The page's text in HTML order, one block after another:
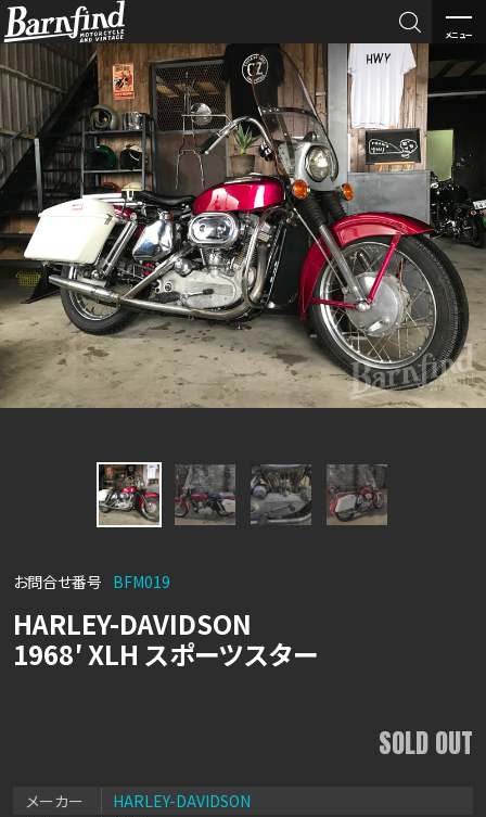
BARNFI
ND

メニュー
お問合せ番号 BFM019
HARLEY-DAVIDSON
1968′ XLH スポーツスター
SOLD OUT
メーカー
HARLEY-DAVIDSON